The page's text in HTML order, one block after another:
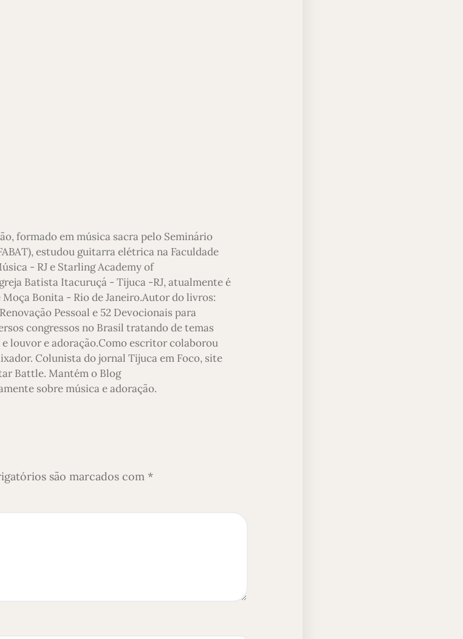
formado em música sacra pelo Seminário
estudou guitarra elétrica na Faculdade
- RJ e Starling Academy of
Batista Itacuruçá - Tijuca -RJ, atualmente é
Bonita - Rio de Janeiro.Autor do livros:
Pessoal e 52 Devocionais para
congressos no Brasil tratando de temas
louvor e adoração.Como escritor colaborou
Colunista do jornal Tijuca em Foco, site
Battle. Mantém o Blog
sobre música e adoração.
são marcados com *